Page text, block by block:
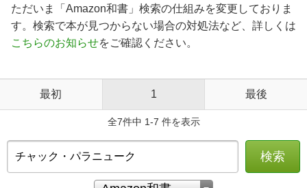
ただいま「Amazon和書」検索の仕組みを変更しておりま
す。検索で本が見つからない場合の対処法など、詳しくは
こちらのお知らせをご確認ください。
最初 1 最後
全7件中 1-7 件を表示
検索